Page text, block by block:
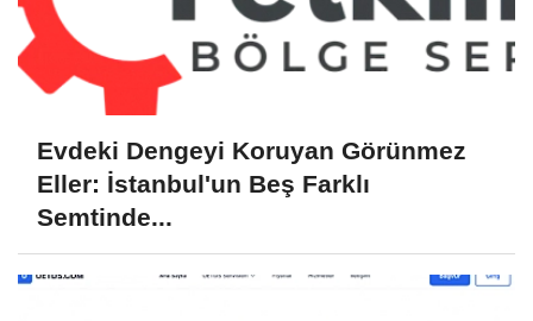
Evdeki Dengeyi Koruyan Görünmez
Eller: İstanbul'un Beş Farklı
Semtinde...